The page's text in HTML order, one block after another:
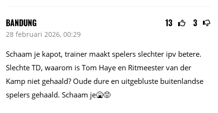
13 3
BANDUNG
28 februari 2026, 00:29
Schaam je kapot, trainer maakt spelers slechter ipv betere.
Slechte TD, waarom is Tom Haye en Ritmeester van der
Kamp niet gehaald? Oude dure en uitgebluste buitenlandse
spelers gehaald. Schaam je🤮😡